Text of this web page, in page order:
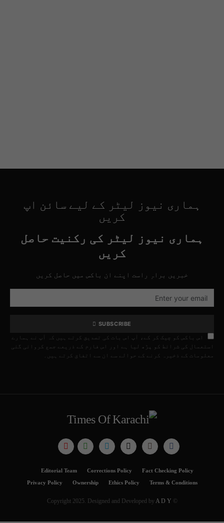
ہماری نیوز لیٹر کے لیے سائن اپ
کریں
ہماری نیوز لیٹر کی رکنیت حاصل
کریں
خبریں براہِ راست اپنے ان باکس میں حاصل کریں
SUBSCRIBE
اس باکس کو چیک کر کے، آپ اس بات کی تصدیق کرتے ہیں کہ آپ نے ہمارے
استعمال کی شرائط کو پڑھ لیا ہے اور اس فارم کے ذریعے جمع کروائی گئی
معلومات کے ذخیرہ کرنے کے حوالے سے ان سے اتفاق کرتے ہیں۔
Fact Checking Policy
Corrections Policy
Editorial Team
Terms & Conditions
Ethics Policy
Ownership
Privacy Policy
© Copyright 2025. Designed and Developed by
A D Y